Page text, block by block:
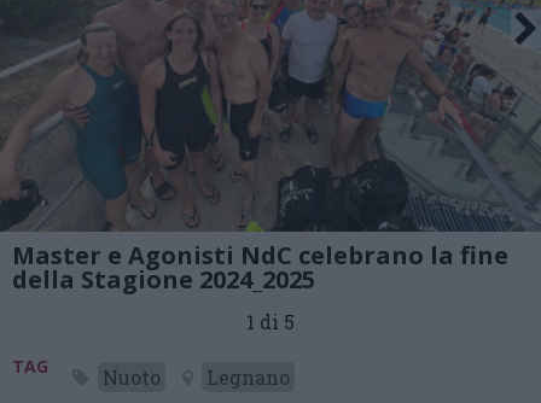
Master e Agonisti NdC celebrano la fine
della Stagione 2024_2025
1 di 5
TAG Nuoto Legnano